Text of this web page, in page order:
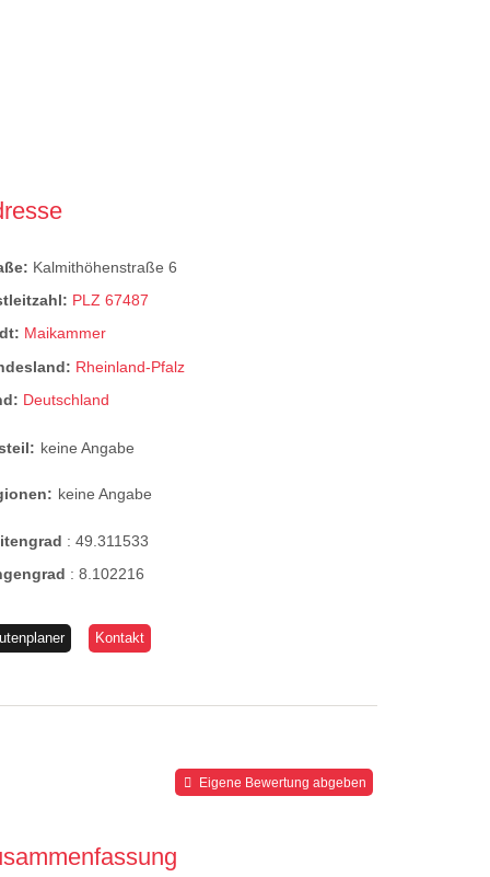
Kalmithöhenstraße 6
PLZ 67487
Maikammer
Rheinland-Pfalz
Deutschland
keine Angabe
keine Angabe
:49.311533
:8.102216
Kontakt
Eigene Bewertung abgeben